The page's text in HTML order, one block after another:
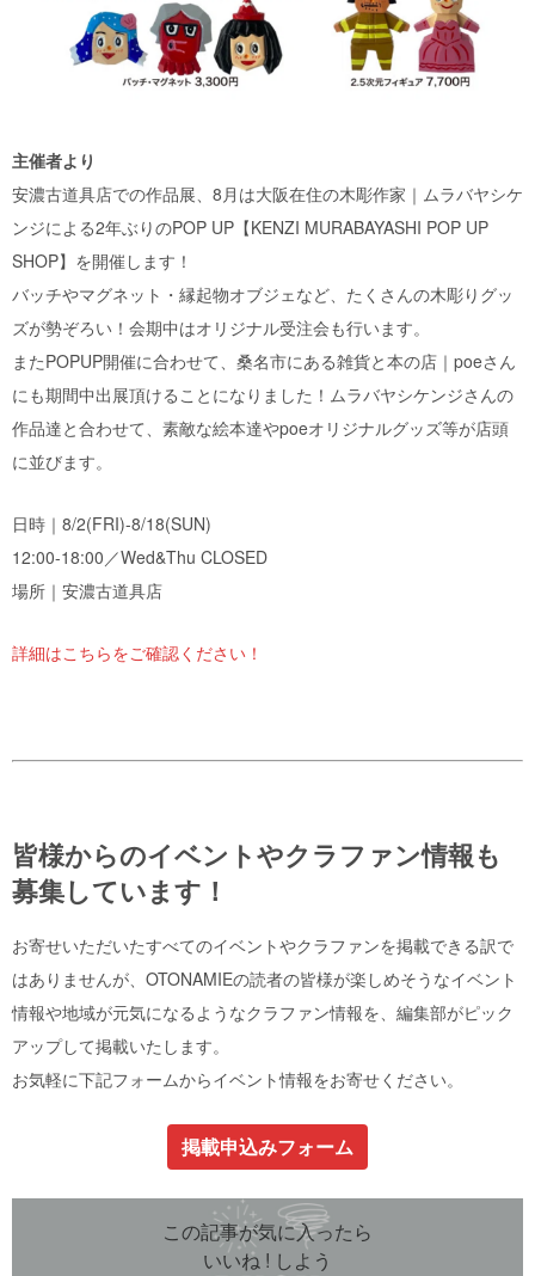
主催者より
安濃古道具店での作品展、8月は大阪在住の木彫作家｜ムラバヤシケ
ンジによる2年ぶりのPOP UP【KENZI MURABAYASHI POP UP
SHOP】を開催します！
バッチやマグネット・縁起物オブジェなど、たくさんの木彫りグッ
ズが勢ぞろい！会期中はオリジナル受注会も行います。
またPOPUP開催に合わせて、桑名市にある雑貨と本の店｜poeさん
にも期間中出展頂けることになりました！ムラバヤシケンジさんの
作品達と合わせて、素敵な絵本達やpoeオリジナルグッズ等が店頭
に並びます。
日時｜8/2(FRI)-8/18(SUN)
12:00-18:00／Wed&Thu CLOSED
場所｜安濃古道具店
詳細はこちらをご確認ください！
皆様からのイベントやクラファン情報も
募集しています！
お寄せいただいたすべてのイベントやクラファンを掲載できる訳で
はありませんが、OTONAMIEの読者の皆様が楽しめそうなイベント
情報や地域が元気になるようなクラファン情報を、編集部がピック
アップして掲載いたします。
お気軽に下記フォームからイベント情報をお寄せください。
掲載申込みフォーム
この記事が気に入ったら
いいね ! しよう